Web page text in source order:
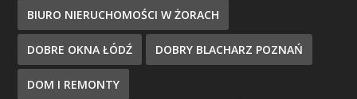
BIURO NIERUCHOMOŚCI W ŻORACH
DOBRE OKNA ŁÓDŹ DOBRY BLACHARZ POZNAŃ
DOM I REMONTY